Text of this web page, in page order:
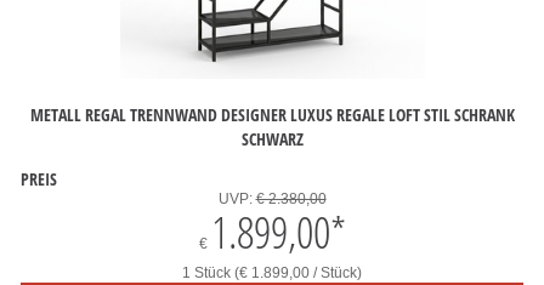
METALL REGAL TRENNWAND DESIGNER LUXUS REGALE LOFT STIL SCHRANK
SCHWARZ
PREIS
UVP:€ 2.380,00
€ 1.899,00*
1 Stück (€ 1.899,00 / Stück)